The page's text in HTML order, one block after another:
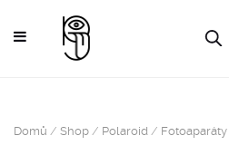
Domů / Shop / Polaroid / Fotoaparáty